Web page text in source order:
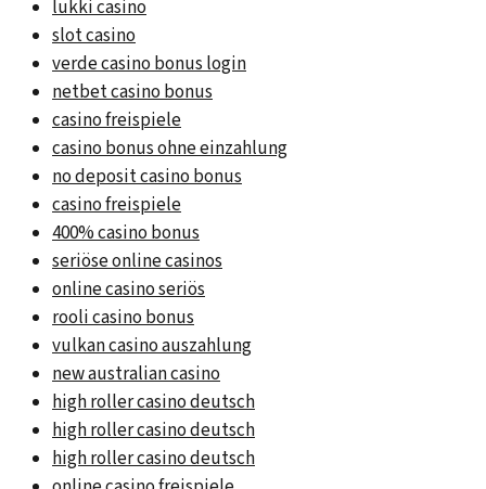
lukki casino
slot casino
verde casino bonus login
netbet casino bonus
casino freispiele
casino bonus ohne einzahlung
no deposit casino bonus
casino freispiele
400% casino bonus
seriöse online casinos
online casino seriös
rooli casino bonus
vulkan casino auszahlung
new australian casino
high roller casino deutsch
high roller casino deutsch
high roller casino deutsch